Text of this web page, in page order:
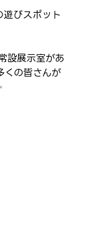
びスポット
設展示室があ
くの皆さんが